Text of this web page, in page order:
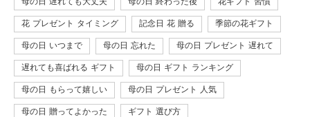
母の日 遅れても大丈夫 母の日 終わった後 花ギフト 習慣
花 プレゼント タイミング 記念日 花 贈る 季節の花ギフト
母の日 いつまで 母の日 忘れた 母の日 プレゼント 遅れて
遅れても喜ばれる ギフト 母の日 ギフト ランキング
母の日 もらって嬉しい 母の日 プレゼント 人気
母の日 贈ってよかった ギフト 選び方